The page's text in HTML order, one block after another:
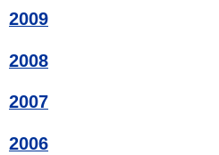
2009
2008
2007
2006